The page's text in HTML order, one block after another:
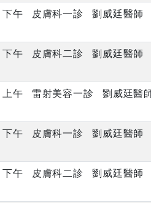
午 皮膚科一診 劉威廷醫師
午 皮膚科二診 劉威廷醫師
午 雷射美容一診 劉威廷醫
午 皮膚科一診 劉威廷醫師
午 皮膚科二診 劉威廷醫師